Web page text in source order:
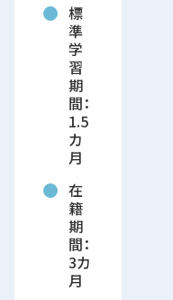
標
準
学
習
期
間：
1.5
カ
月
在
籍
期
間：
3カ
月